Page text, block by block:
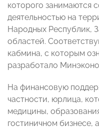
которого занимаются
деятельностью на
Народных Республик,
областей.
кабмина, с которым
разработало
На финансовую
частности, юрлица,
медицины,
гостиничном бизнесе,